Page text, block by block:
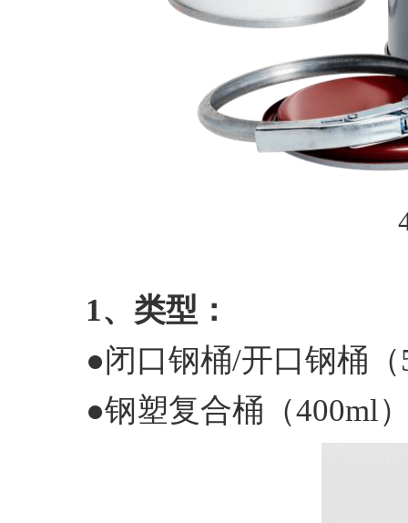
1、类型：
●闭口钢桶/开口钢桶（
●钢塑复合桶（400ml